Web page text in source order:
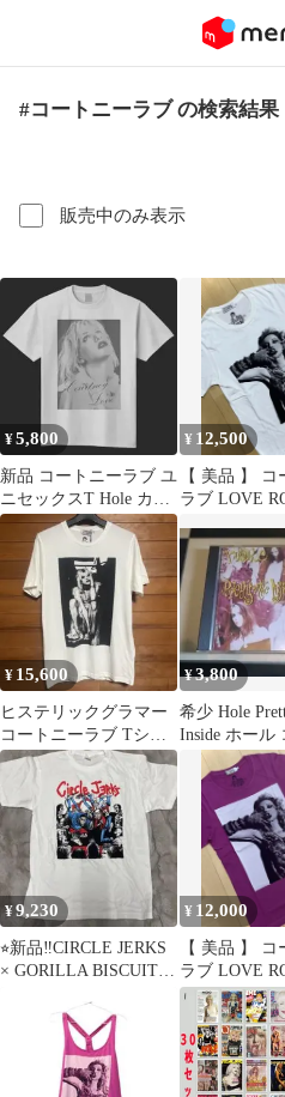
#コートニーラブ の検索結果
販売中のみ表示
¥5,800
新品 コートニーラブ ユ
ニセックスT Hole カー
トコバーン
¥ 12,500
【 美品 】 コ
ラブ LOVE
¥ 15,600
ヒステリックグラマー
コートニーラブ Tシャ
ツ 木村拓哉 着用 新品
¥3,800
希少 Hole
Inside ホール
ーラブ
¥9,230
⭐︎新品‼️CIRCLE JERKS
× GORILLA BISCUITS
¥ 12,000
【 美品 】 コ
ラブ LOVE
シャツ キム